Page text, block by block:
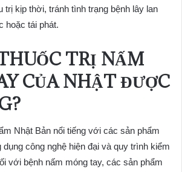
trị kịp thời, tránh tình trạng bệnh lây lan
hoặc tái phát.
TRỊ NẤM
CỦA NHẬT ĐƯỢC
Nhật Bản nổi tiếng với các sản phẩm
công nghệ hiện đại và quy trình kiểm
với bệnh nấm móng tay, các sản phẩm